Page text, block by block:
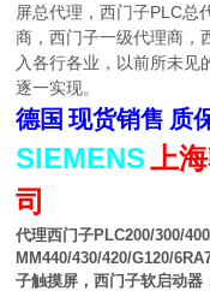
屏总代理，西门子PLC总
商，西门子一级代理商，
入各行各业，以前所未见
逐一实现。
德国 现货销售 质
SIEMENS 上
司
代理西门子PLC200/300/
MM440/430/420/G120/
子触摸屏，西门子软启动